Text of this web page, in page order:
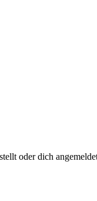
oder dich